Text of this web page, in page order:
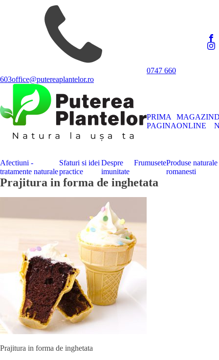
0747 660
603office@putereaplantelor.ro
PRIMA
PAGINA
MAGAZIN
ONLINE
Afectiuni -
tratamente naturale
Sfaturi si idei
practice
Despre
imunitate
FrumuseteProduse naturale
romanesti
Prajitura in forma de inghetata
Prajitura in forma de inghetata